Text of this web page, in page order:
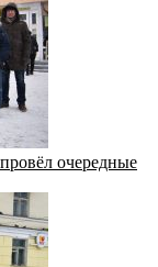
очередные